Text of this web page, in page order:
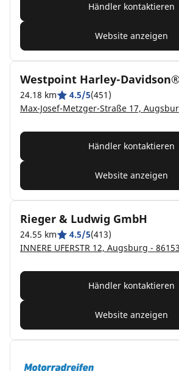
Händler kontaktieren
Website anzeigen
Westpoint Harley-
24.18 km 4.5/5(451)
Max-Josef-Metzger-Straße 17,
Händler kontaktieren
Website anzeigen
Rieger & Ludwig GmbH
24.55 km 4.5/5(413)
INNERE UFERSTR 12, Augsburg - 86153
Händler kontaktieren
Website anzeigen